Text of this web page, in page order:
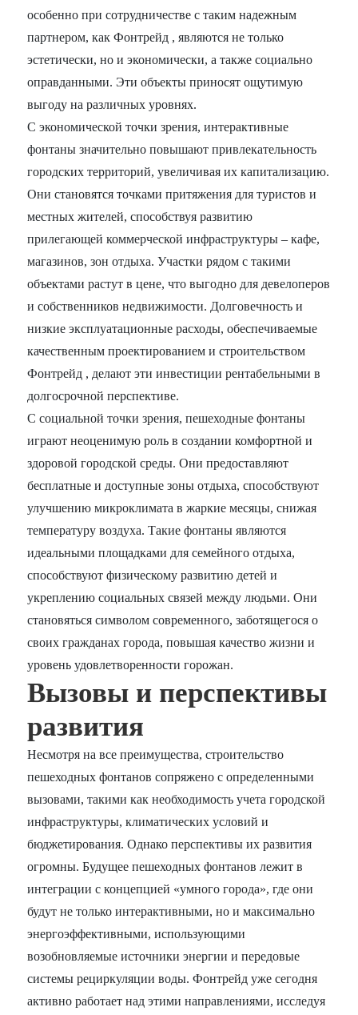
особенно при сотрудничестве с таким надежным
партнером, как Фонтрейд , являются не только
эстетически, но и экономически, а также социально
оправданными. Эти объекты приносят ощутимую
выгоду на различных уровнях.
С экономической точки зрения, интерактивные
фонтаны значительно повышают привлекательность
городских территорий, увеличивая их капитализацию.
Они становятся точками притяжения для туристов и
местных жителей, способствуя развитию
прилегающей коммерческой инфраструктуры – кафе,
магазинов, зон отдыха. Участки рядом с такими
объектами растут в цене, что выгодно для девелоперов
и собственников недвижимости. Долговечность и
низкие эксплуатационные расходы, обеспечиваемые
качественным проектированием и строительством
Фонтрейд , делают эти инвестиции рентабельными в
долгосрочной перспективе.
С социальной точки зрения, пешеходные фонтаны
играют неоценимую роль в создании комфортной и
здоровой городской среды. Они предоставляют
бесплатные и доступные зоны отдыха, способствуют
улучшению микроклимата в жаркие месяцы, снижая
температуру воздуха. Такие фонтаны являются
идеальными площадками для семейного отдыха,
способствуют физическому развитию детей и
укреплению социальных связей между людьми. Они
становяться символом современного, заботящегося о
своих гражданах города, повышая качество жизни и
уровень удовлетворенности горожан.
Вызовы и перспективы
развития
Несмотря на все преимущества, строительство
пешеходных фонтанов сопряжено с определенными
вызовами, такими как необходимость учета городской
инфраструктуры, климатических условий и
бюджетирования. Однако перспективы их развития
огромны. Будущее пешеходных фонтанов лежит в
интеграции с концепцией «умного города», где они
будут не только интерактивными, но и максимально
энергоэффективными, использующими
возобновляемые источники энергии и передовые
системы рециркуляции воды. Фонтрейд уже сегодня
активно работает над этими направлениями, исследуя